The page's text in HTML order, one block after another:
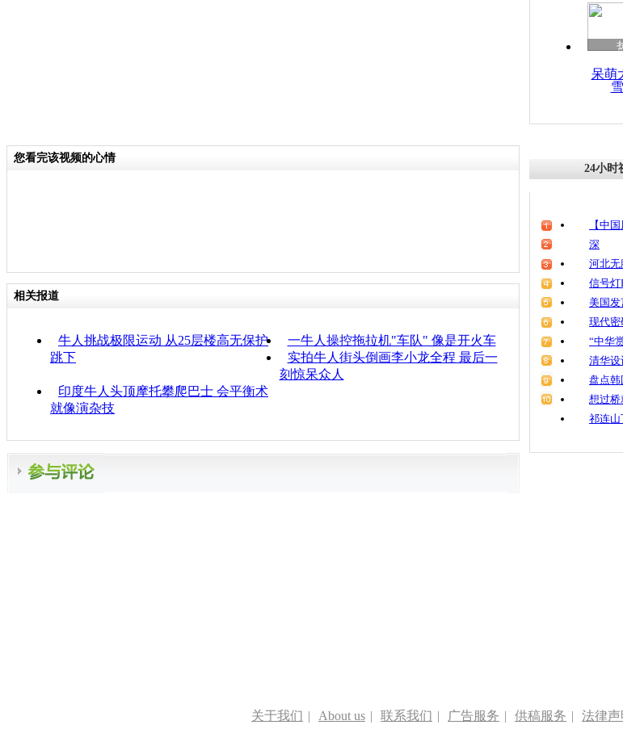
呆萌
您看完该视频的心情
相关报道
牛人挑战极限运动 从25层楼高无保护
跳下
一牛人操控拖拉机"车队" 像是开火车
实拍牛人街头倒画李小龙全程 最后一
刻惊呆众人
印度牛人头顶摩托攀爬巴士 会平衡术
就像演杂技
24小时
【中
深
河北无
信号灯
美国发
现代
“中华
清华设
盘点韩
想过桥
祁连山
关于我们 | About us | 联系我们 | 广告服务 | 供稿服务 | 法律声